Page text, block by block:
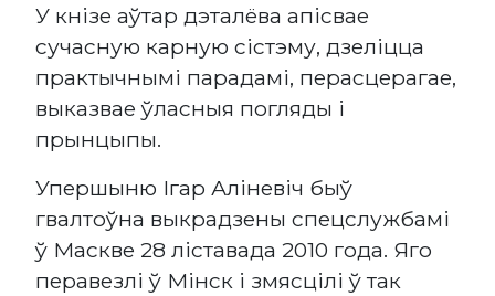
У кнізе аўтар дэталёва апісвае
сучасную карную сістэму, дзеліцца
практычнымі парадамі, перасцерагае,
выказвае ўласныя погляды і
прынцыпы.
Упершыню Ігар Аліневіч быў
гвалтоўна выкрадзены спецслужбамі
ў Маскве 28 ліставада 2010 года. Яго
перавезлі ў Мінск і змясцілі ў так